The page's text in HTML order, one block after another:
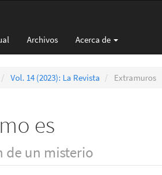
Archivos Acerca de
Vol. 14 (2023): La Revista Extramuros
es
de un misterio